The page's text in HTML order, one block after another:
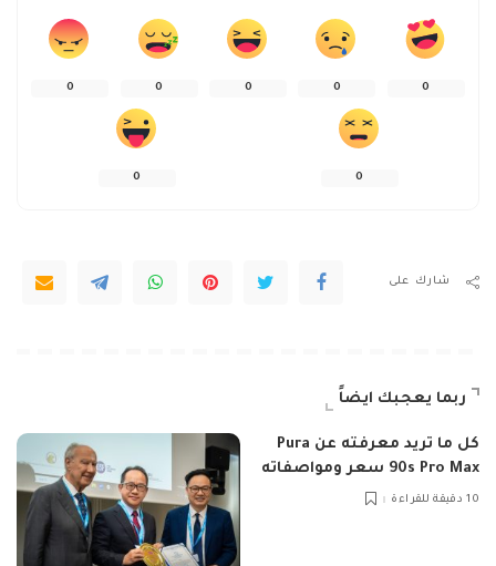
0
0
0
0
0
0
0
شارك على
ربما يعجبك ايضاً
كل ما تريد معرفته عن Pura
90s Pro Max سعر ومواصفاته
10 دقيقة للقراءة